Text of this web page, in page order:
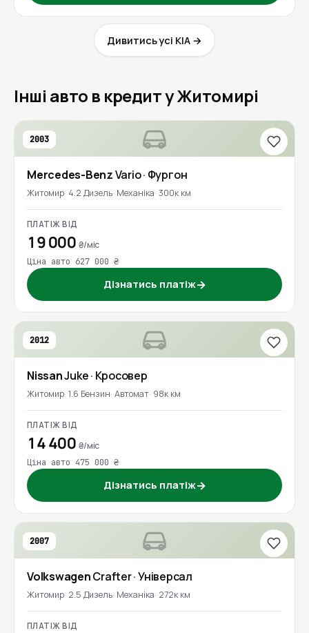
Дивитись усі KIA →
Інші авто в кредит у Житомирі
2003
Mercedes-BenzVario· Фургон
Житомир 4.2 Дизель Механіка 300к км
ПЛАТІЖ ВІД
19 000 ₴/міс
Ціна авто 627 000 ₴
Дізнатись платіж→
2012
NissanJuke· Кросовер
Житомир 1.6 Бензин Автомат 98к км
ПЛАТІЖ ВІД
14 400 ₴/міс
Ціна авто 475 000 ₴
Дізнатись платіж→
2007
VolkswagenCrafter· Універсал
Житомир 2.5 Дизель Механіка 272к км
ПЛАТІЖ ВІД